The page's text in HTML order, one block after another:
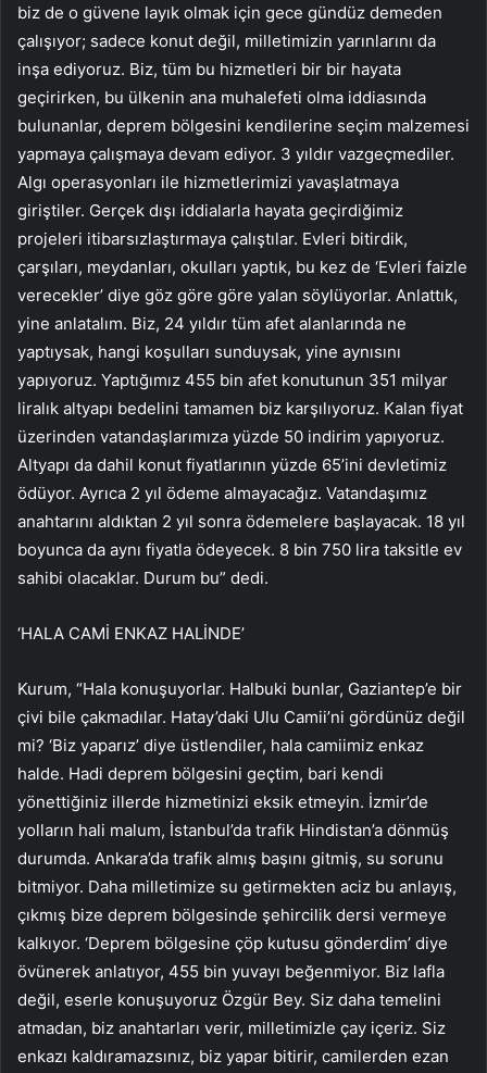
biz de o güvene layık olmak için gece gündüz demeden
çalışıyor; sadece konut değil, milletimizin yarınlarını da
inşa ediyoruz. Biz, tüm bu hizmetleri bir bir hayata
geçirirken, bu ülkenin ana muhalefeti olma iddiasında
bulunanlar, deprem bölgesini kendilerine seçim malzemesi
yapmaya çalışmaya devam ediyor. 3 yıldır vazgeçmediler.
Algı operasyonları ile hizmetlerimizi yavaşlatmaya
giriştiler. Gerçek dışı iddialarla hayata geçirdiğimiz
projeleri itibarsızlaştırmaya çalıştılar. Evleri bitirdik,
çarşıları, meydanları, okulları yaptık, bu kez de ‘Evleri faizle
verecekler’ diye göz göre göre yalan söylüyorlar. Anlattık,
yine anlatalım. Biz, 24 yıldır tüm afet alanlarında ne
yaptıysak, hangi koşulları sunduysak, yine aynısını
yapıyoruz. Yaptığımız 455 bin afet konutunun 351 milyar
liralık altyapı bedelini tamamen biz karşılıyoruz. Kalan fiyat
üzerinden vatandaşlarımıza yüzde 50 indirim yapıyoruz.
Altyapı da dahil konut fiyatlarının yüzde 65’ini devletimiz
ödüyor. Ayrıca 2 yıl ödeme almayacağız. Vatandaşımız
anahtarını aldıktan 2 yıl sonra ödemelere başlayacak. 18 yıl
boyunca da aynı fiyatla ödeyecek. 8 bin 750 lira taksitle ev
sahibi olacaklar. Durum bu” dedi.
‘HALA CAMİ ENKAZ HALİNDE’
Kurum, “Hala konuşuyorlar. Halbuki bunlar, Gaziantep’e bir
çivi bile çakmadılar. Hatay’daki Ulu Camii’ni gördünüz değil
mi? ‘Biz yaparız’ diye üstlendiler, hala camiimiz enkaz
halde. Hadi deprem bölgesini geçtim, bari kendi
yönettiğiniz illerde hizmetinizi eksik etmeyin. İzmir’de
yolların hali malum, İstanbul’da trafik Hindistan’a dönmüş
durumda. Ankara’da trafik almış başını gitmiş, su sorunu
bitmiyor. Daha milletimize su getirmekten aciz bu anlayış,
çıkmış bize deprem bölgesinde şehircilik dersi vermeye
kalkıyor. ‘Deprem bölgesine çöp kutusu gönderdim’ diye
övünerek anlatıyor, 455 bin yuvayı beğenmiyor. Biz lafla
değil, eserle konuşuyoruz Özgür Bey. Siz daha temelini
atmadan, biz anahtarları verir, milletimizle çay içeriz. Siz
enkazı kaldıramazsınız, biz yapar bitirir, camilerden ezan